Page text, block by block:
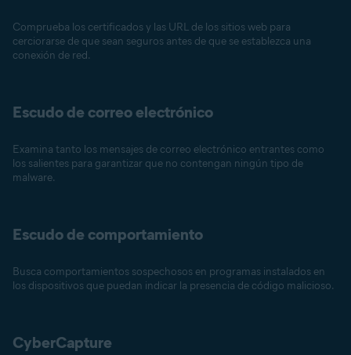
Comprueba los certificados y las URL de los sitios web para
cerciorarse de que sean seguros antes de que se establezca una
conexión de red.
Escudo de correo electrónico
Examina tanto los mensajes de correo electrónico entrantes como
los salientes para garantizar que no contengan ningún tipo de
malware.
Escudo de comportamiento
Busca comportamientos sospechosos en programas instalados en
los dispositivos que puedan indicar la presencia de código malicioso.
CyberCapture